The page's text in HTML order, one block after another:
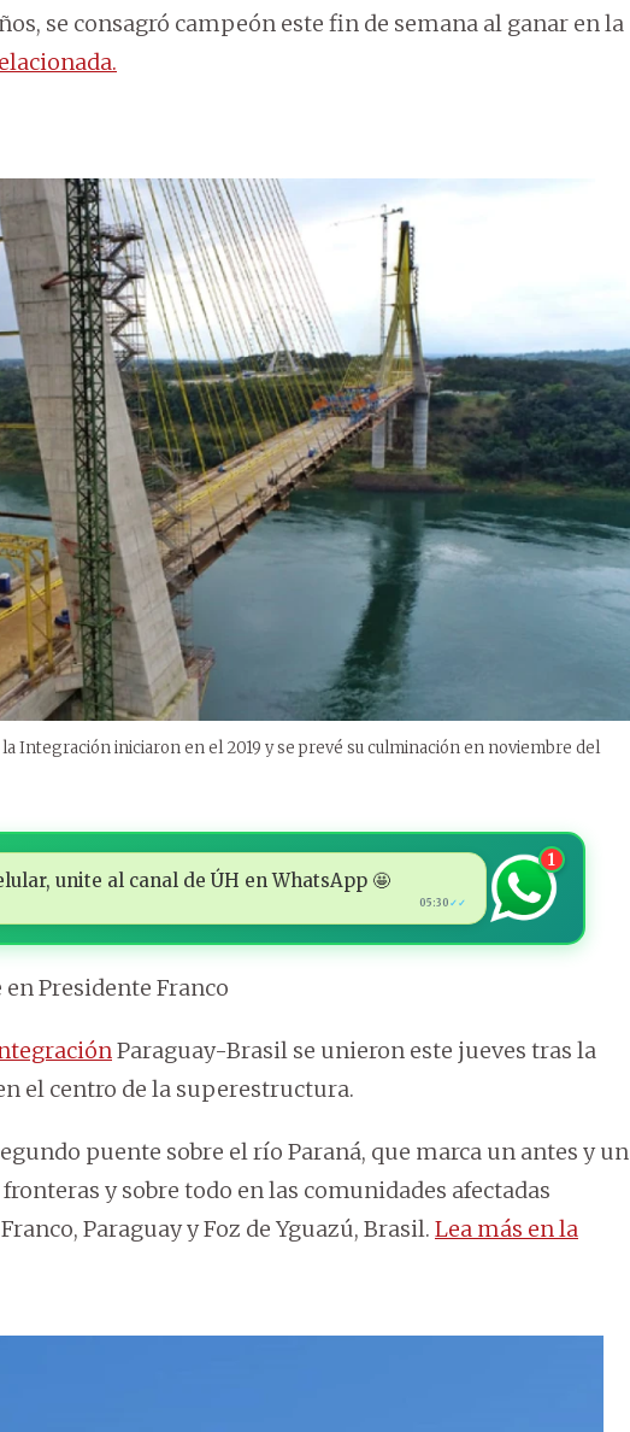
se consagró campeón este fin de semana al ganar en la
Integración iniciaron en el 2019 y se prevé su culminación en noviembre del
unite al canal de ÚH en WhatsApp 🤩
05:30 ✓✓
1
Presidente Franco
Paraguay-Brasil se unieron este jueves tras la
el centro de la superestructura.
puente sobre el río Paraná, que marca un antes y un
y sobre todo en las comunidades afectadas
Paraguay y Foz de Yguazú, Brasil. Lea más en la